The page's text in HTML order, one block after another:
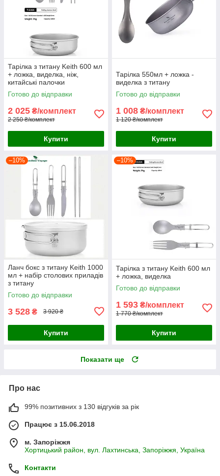
Тарілка з титану Keith 600 мл
+ ложка, виделка, ніж,
китайські палочки
Готово до відправки
2 025 ₴/комплект
2 250 ₴/комплект
Купити
Тарілка 550мл + ложка -
виделка з титану
Готово до відправки
1 008 ₴/комплект
1 120 ₴/комплект
Купити
–10%
Ланч бокс з титану Keith 1000
мл + набір столових приладів
з титану
Готово до відправки
3 528 ₴ 3 920 ₴
Купити
–10%
Тарілка з титану Keith 600 мл
+ ложка, виделка
Готово до відправки
1 593 ₴/комплект
1 770 ₴/комплект
Купити
Показати ще
Про нас
99% позитивних з 130 відгуків за рік
Працює з 15.06.2018
м. Запоріжжя
Хортицький район, вул. Лахтинська, Запоріжжя, Україна
Контакти